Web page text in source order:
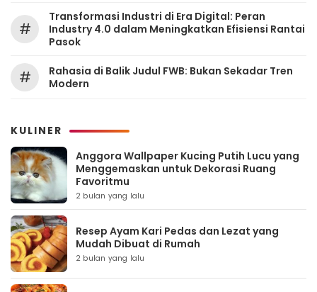
#
Transformasi Industri di Era Digital: Peran
Industry 4.0 dalam Meningkatkan Efisiensi Rantai
Pasok
#
Rahasia di Balik Judul FWB: Bukan Sekadar Tren
Modern
KULINER
Anggora Wallpaper Kucing Putih Lucu yang
Menggemaskan untuk Dekorasi Ruang
Favoritmu
2 bulan yang lalu
Resep Ayam Kari Pedas dan Lezat yang
Mudah Dibuat di Rumah
2 bulan yang lalu